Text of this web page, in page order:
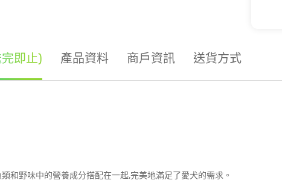
即止) 產品資料 商戶資訊 送貨方式
和野味中的營養成分搭配在一起,完美地滿足了愛犬的需求。